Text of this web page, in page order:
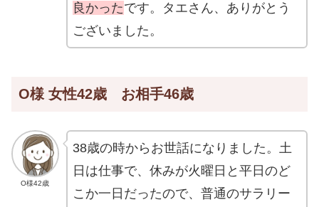
良かったです。タエさん、ありがとう
ございました。
O様 女性42歳 お相手46歳
O様42歳
38歳の時からお世話になりました。土
日は仕事で、休みが火曜日と平日のど
こか一日だったので、普通のサラリー